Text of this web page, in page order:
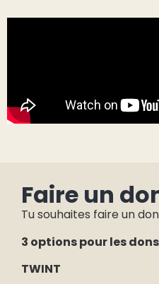
Faire un
Tu souhaites faire un
3 options pour les
TWINT